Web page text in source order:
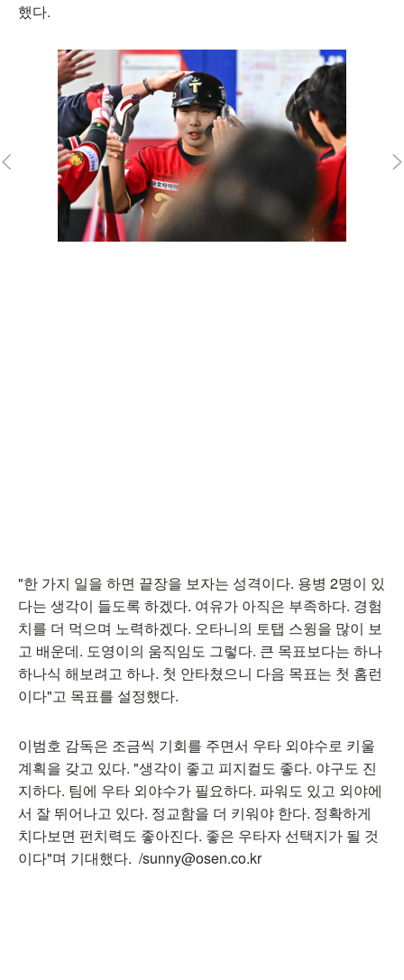
했다.
"한 가지 일을 하면 끝장을 보자는 성격이다. 용병 2명이 있
다는 생각이 들도록 하겠다. 여유가 아직은 부족하다. 경험
치를 더 먹으며 노력하겠다. 오타니의 토탭 스윙을 많이 보
고 배운데. 도영이의 움직임도 그렇다. 큰 목표보다는 하나
하나식 해보려고 하나. 첫 안타쳤으니 다음 목표는 첫 홈런
이다"고 목표를 설정했다.
이범호 감독은 조금씩 기회를 주면서 우타 외야수로 키울
계획을 갖고 있다. "생각이 좋고 피지컬도 좋다. 야구도 진
지하다. 팀에 우타 외야수가 필요하다. 파워도 있고 외야에
서 잘 뛰어나고 있다. 정교함을 더 키워야 한다. 정확하게
치다보면 펀치력도 좋아진다. 좋은 우타자 선택지가 될 것
이다"며 기대했다. /sunny@osen.co.kr